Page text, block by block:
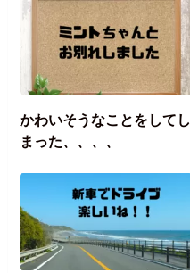
かわいそうなことをしてし
まった、、、、